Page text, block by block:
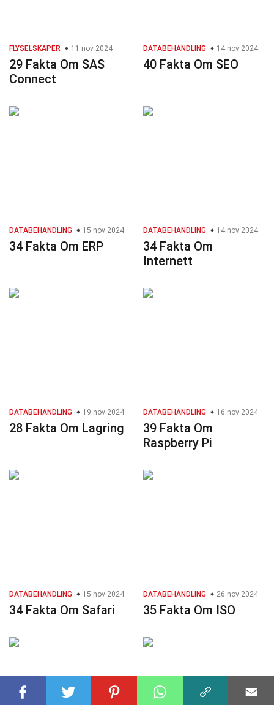
FLYSELSKAPER 11 nov 2024
29 Fakta Om SAS
Connect
DATABEHANDLING 14 nov 2024
40 Fakta Om SEO
DATABEHANDLING 15 nov 2024
34 Fakta Om ERP
DATABEHANDLING 14 nov 2024
34 Fakta Om
Internett
DATABEHANDLING 19 nov 2024
28 Fakta Om Lagring
DATABEHANDLING 16 nov 2024
39 Fakta Om
Raspberry Pi
DATABEHANDLING 15 nov 2024
34 Fakta Om Safari
DATABEHANDLING 26 nov 2024
35 Fakta Om ISO